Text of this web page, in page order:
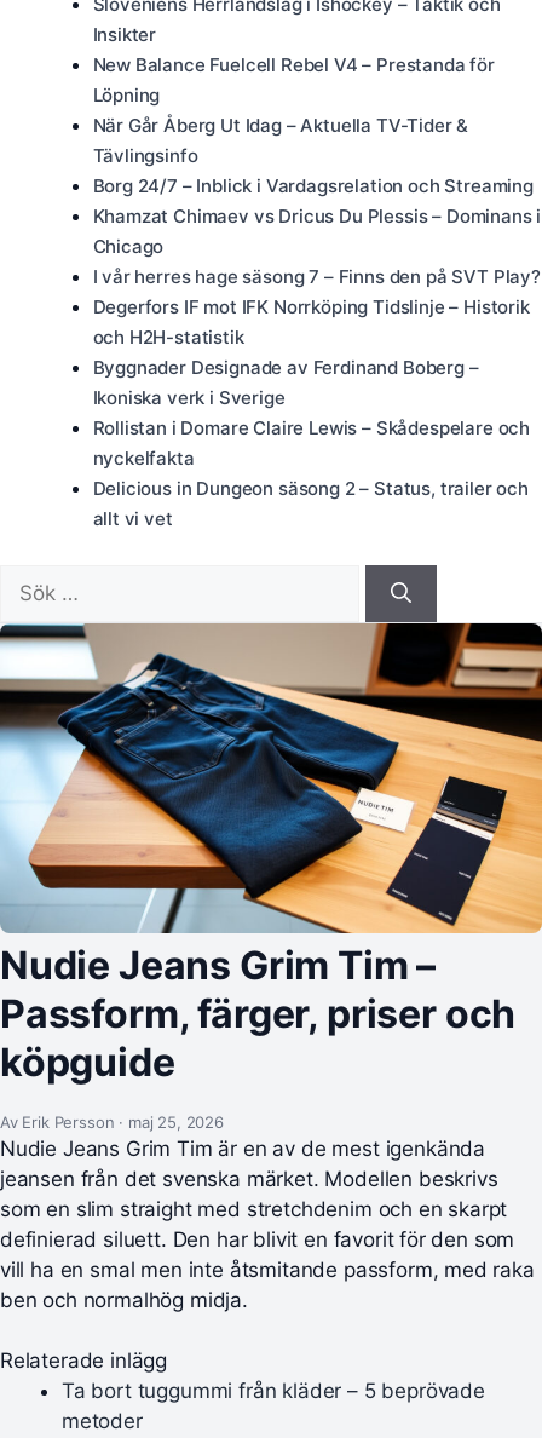
Insikter
New Balance Fuelcell Rebel V4 – Prestanda för
Löpning
När Går Åberg Ut Idag – Aktuella TV-Tider &
Tävlingsinfo
Borg 24/7 – Inblick i Vardagsrelation och Streaming
Khamzat Chimaev vs Dricus Du Plessis – Dominans i
Chicago
I vår herres hage säsong 7 – Finns den på SVT Play?
Degerfors IF mot IFK Norrköping Tidslinje – Historik
och H2H-statistik
Byggnader Designade av Ferdinand Boberg –
Ikoniska verk i Sverige
Rollistan i Domare Claire Lewis – Skådespelare och
nyckelfakta
Delicious in Dungeon säsong 2 – Status, trailer och
allt vi vet
efter:
Nudie Jeans Grim Tim –
Passform, färger, priser och
köpguide
Av Erik Persson · maj 25, 2026
Nudie Jeans Grim Tim är en av de mest igenkända
jeansen från det svenska märket. Modellen beskrivs
som en slim straight med stretchdenim och en skarpt
definierad siluett. Den har blivit en favorit för den som
vill ha en smal men inte åtsmitande passform, med raka
ben och normalhög midja.
Relaterade inlägg
Ta bort tuggummi från kläder – 5 beprövade
metoder